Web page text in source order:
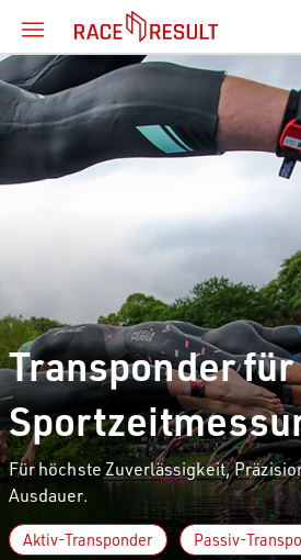
Transponder für
Für höchste Zuverlässigkeit,
Ausdauer.
Aktiv-Transponder Passiv-